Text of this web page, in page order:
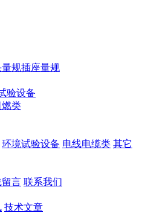
规插座量规
验设备
燃类
环境试验设备 电线电缆类 其它
言 联系我们
技术文章